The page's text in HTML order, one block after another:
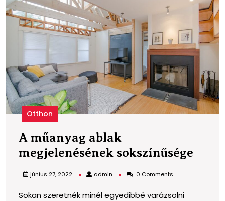
Otthon
A műanyag ablak
megjelenésének sokszínűsége
június 27, 2022 admin admin 0 Comments
Sokan szeretnék minél egyedibbé varázsolni